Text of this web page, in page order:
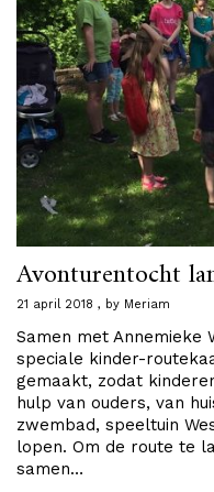
Avonturentocht
21 april 2018 by Meriam
Samen met Annemieke
speciale kinder-
gemaakt, zodat
hulp van ouders, van
zwembad, speeltuin
lopen. Om de route te
samen…